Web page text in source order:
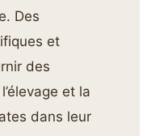
Des
et
des
et la
dans leur